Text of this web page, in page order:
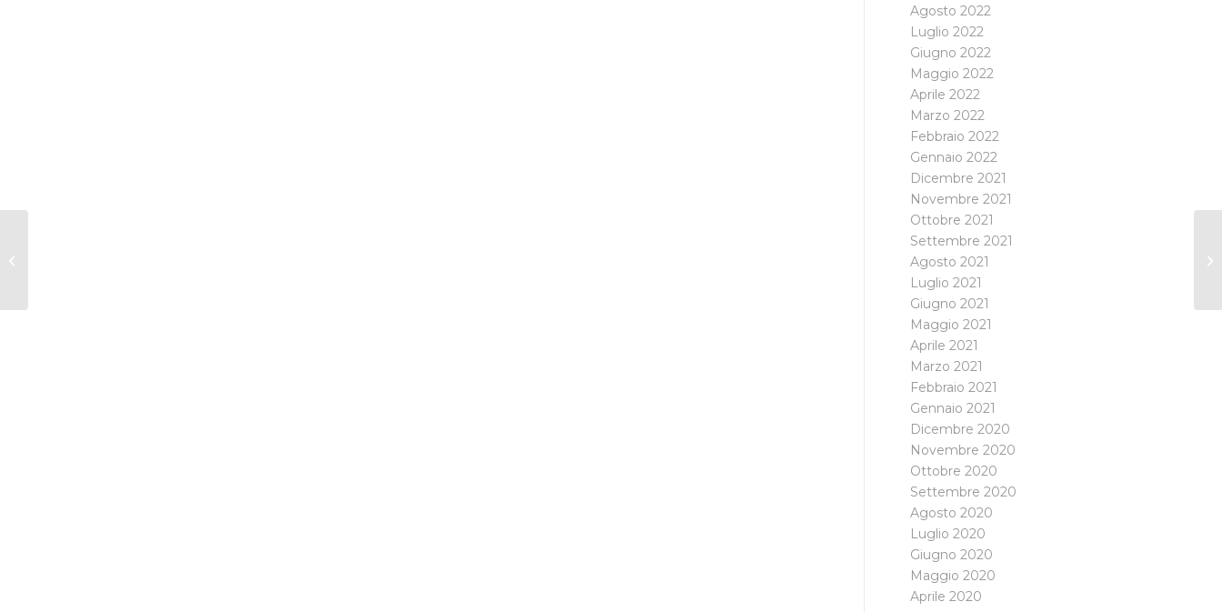
Agosto 2022
Luglio 2022
Giugno 2022
Maggio 2022
Aprile 2022
Marzo 2022
Febbraio 2022
Gennaio 2022
Dicembre 2021
Novembre 2021
Ottobre 2021
Settembre 2021
Agosto 2021
Luglio 2021
Giugno 2021
Maggio 2021
Aprile 2021
Marzo 2021
Febbraio 2021
Gennaio 2021
Dicembre 2020
Novembre 2020
Ottobre 2020
Settembre 2020
Agosto 2020
Luglio 2020
Giugno 2020
Maggio 2020
Aprile 2020